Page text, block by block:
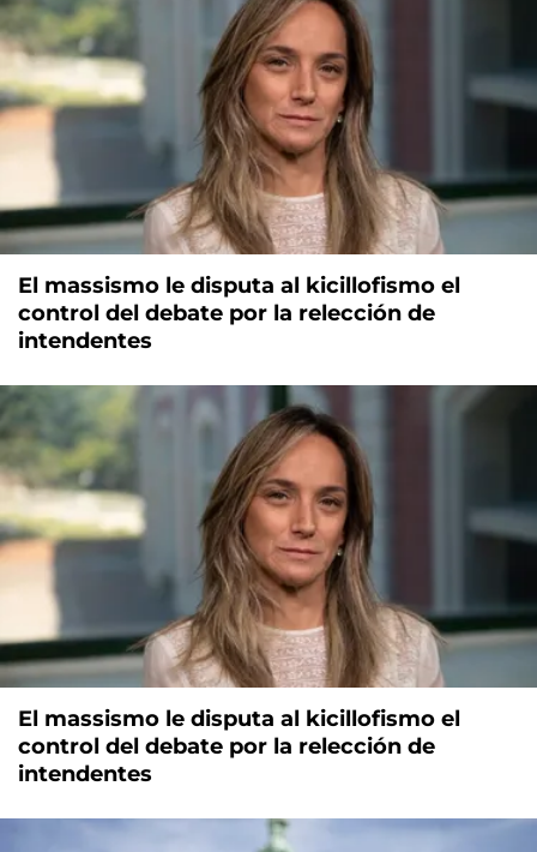
El massismo le disputa al kicillofismo el
control del debate por la relección de
intendentes
El massismo le disputa al kicillofismo el
control del debate por la relección de
intendentes